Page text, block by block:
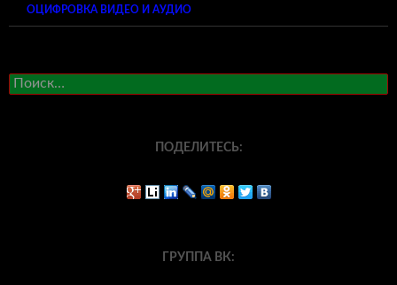
ОЦИФРОВКА ВИДЕО И АУДИО
Найти:
ПОДЕЛИТЕСЬ:
ГРУППА ВК: